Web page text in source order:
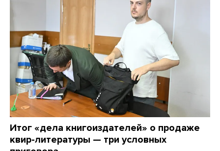
Итог «дела книгоиздателей» о продаже
квир-литературы — три условных